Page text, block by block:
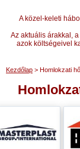
A közel-keleti
Az aktuális árakkal,
azok költségeivel
Kezdőlap > Homlokzati